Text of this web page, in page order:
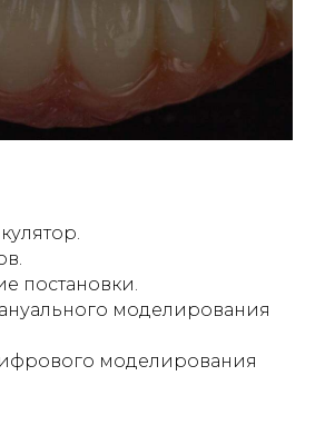
постановки.
моделирования
моделирования